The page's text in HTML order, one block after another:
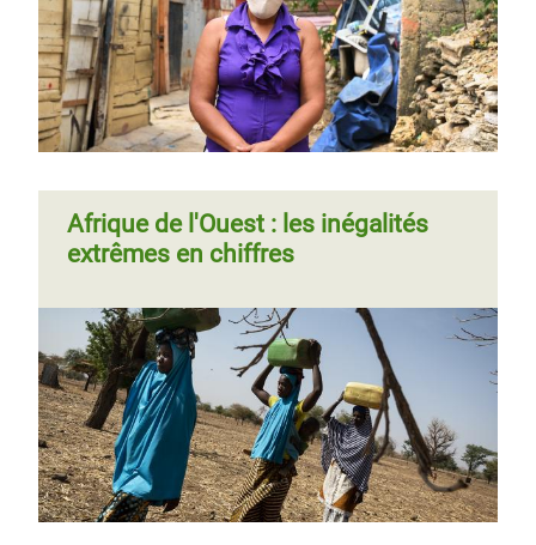
Afrique de l'Ouest : les inégalités
extrêmes en chiffres